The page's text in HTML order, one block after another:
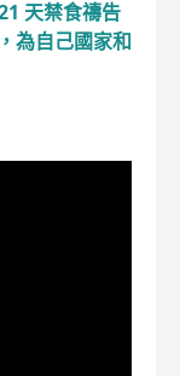
天禁食禱告
為自己國家和